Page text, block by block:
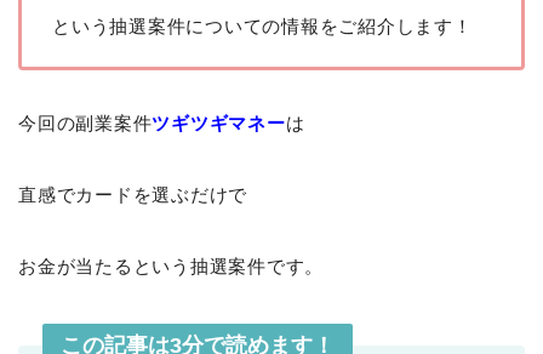
という抽選案件についての情報をご紹介します！
今回の副業案件ツギツギマネーは
直感でカードを選ぶだけで
お金が当たるという抽選案件です。
この記事は3分で読めます！